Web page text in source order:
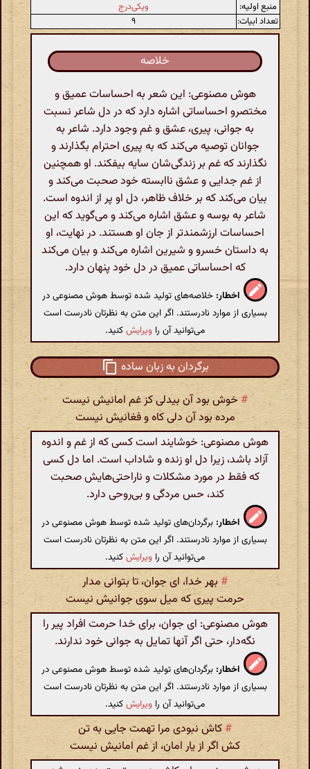
منبع اولیه:
ویکی‌درج
تعداد ابیات:
۹
خلاصه
هوش مصنوعی: این شعر به احساسات عمیق و
مختصرو احساساتی اشاره دارد که در دل شاعر نسبت
به جوانی، پیری، عشق و غم وجود دارد. شاعر به
جوانان توصیه می‌کند که به پیری احترام بگذارند و
نگذارند که غم بر زندگی‌شان سایه بیفکند. او همچنین
از غم جدایی و عشق ناابسته خود صحبت می‌کند و
بیان می‌کند که بر خلاف ظاهر، دل او پر از اندوه است.
شاعر به بوسه و عشق اشاره می‌کند و می‌گوید که این
احساسات ارزشمندتر از جان او هستند. در نهایت، او
به داستان خسرو و شیرین اشاره می‌کند و بیان می‌کند
که احساساتی عمیق در دل خود پنهان دارد.
اخطار: خلاصه‌های تولید شده توسط هوش مصنوعی در
بسیاری از موارد نادرستند. اگر این متن به نظرتان نادرست است
می‌توانید آن را ویرایشکنید.
برگردان به زبان ساده
# خوش بود آن بیدلی کز غم امانیش نیست
مرده بود آن دلی کاه و فغانیش نیست
هوش مصنوعی: خوشایند است کسی که از غم و اندوه
آزاد باشد، زیرا دل او زنده و شاداب است. اما دل کسی
که فقط در مورد مشکلات و ناراحتی‌هایش صحبت
کند، حس مردگی و بی‌روحی دارد.
اخطار: برگردان‌های تولید شده توسط هوش مصنوعی در
بسیاری از موارد نادرستند. اگر این متن به نظرتان نادرست است
می‌توانید آن را ویرایشکنید.
# بهر خدا، ای جوان، تا بتوانی مدار
حرمت پیری که میل سوی جوانیش نیست
هوش مصنوعی: ای جوان، برای خدا حرمت افراد پیر را
نگه‌دار، حتی اگر آنها تمایل به جوانی خود ندارند.
اخطار: برگردان‌های تولید شده توسط هوش مصنوعی در
بسیاری از موارد نادرستند. اگر این متن به نظرتان نادرست است
می‌توانید آن را ویرایشکنید.
# کاش نبودی مرا تهمت جایی به تن
کش اگر از یار امان، از غم امانیش نیست